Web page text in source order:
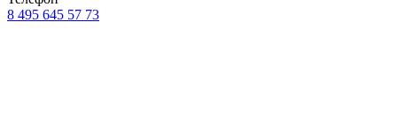
8 495 645 57 73